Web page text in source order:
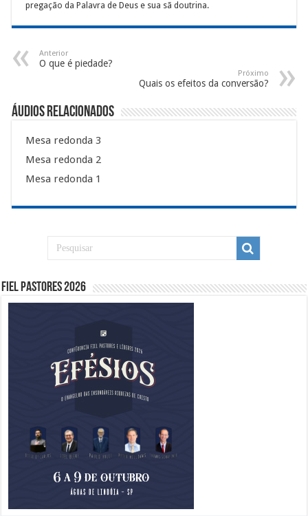
pregação da Palavra de Deus e sua sã doutrina.
Anterior
O que é piedade?
Próximo
Quais os efeitos da conversão?
Áudios Relacionados
Mesa redonda 3
Mesa redonda 2
Mesa redonda 1
Fiel Pastores 2026